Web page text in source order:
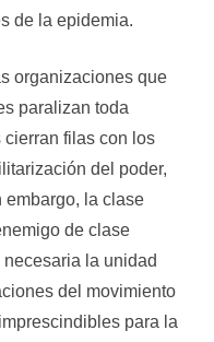
de la epidemia.
organizaciones que
paralizan toda
cierran filas con los
del poder,
embargo, la clase
de clase
la unidad
del movimiento
para la